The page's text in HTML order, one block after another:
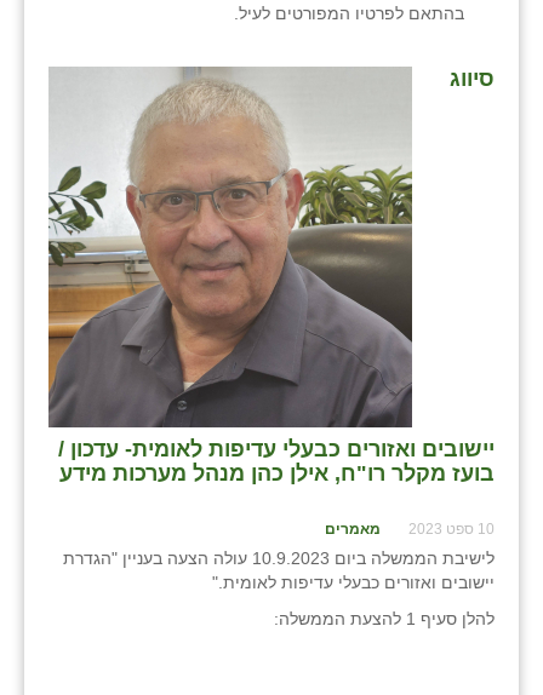
בהתאם לפרטיו המפורטים לעיל.
סיווג
יישובים ואזורים כבעלי עדיפות לאומית- עדכון /
בועז מקלר רו"ח, אילן כהן מנהל מערכות מידע
10 ספט 2023 מאמרים
לישיבת הממשלה ביום 10.9.2023 עולה הצעה בעניין "הגדרת
יישובים ואזורים כבעלי עדיפות לאומית."
להלן סעיף 1 להצעת הממשלה: